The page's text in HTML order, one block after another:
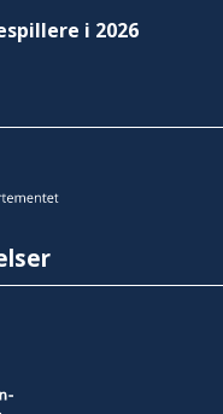
i 2026